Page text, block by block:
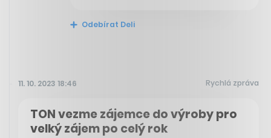
Odebírat Deli
11. 10. 2023 18:46 Rychlá zpráva
TON vezme zájemce do výroby pro
velký zájem po celý rok